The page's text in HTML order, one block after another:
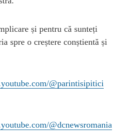
și pentru că sunteți
spre o creștere conștientă și
@parintisipitici
@dcnewsromania